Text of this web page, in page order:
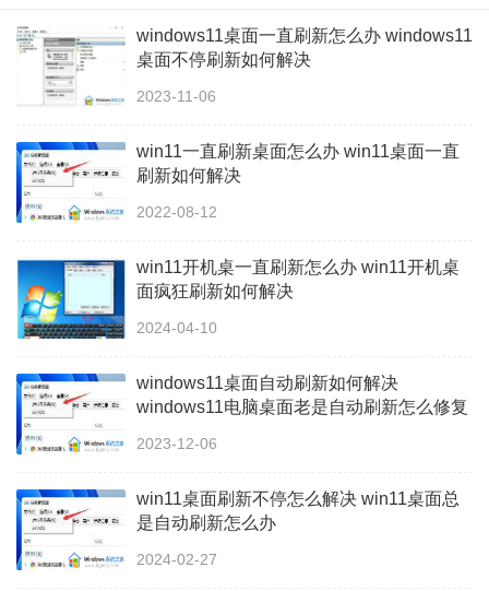
windows11桌面一直刷新怎么办 windows11
桌面不停刷新如何解决
2023-11-06
win11一直刷新桌面怎么办 win11桌面一直
刷新如何解决
2022-08-12
win11开机桌一直刷新怎么办 win11开机桌
面疯狂刷新如何解决
2024-04-10
windows11桌面自动刷新如何解决
windows11电脑桌面老是自动刷新怎么修复
2023-12-06
win11桌面刷新不停怎么解决 win11桌面总
是自动刷新怎么办
2024-02-27